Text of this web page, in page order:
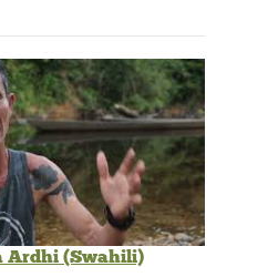
Ardhi (Swahili)